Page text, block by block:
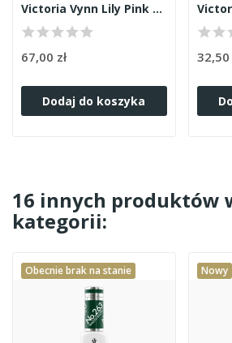
Victoria Vynn Lily Pink Mega Base 15ml
67,00 zł
Dodaj do koszyka
32,50
16 innych produktów
kategorii:
Obecnie brak na stanie Nowy